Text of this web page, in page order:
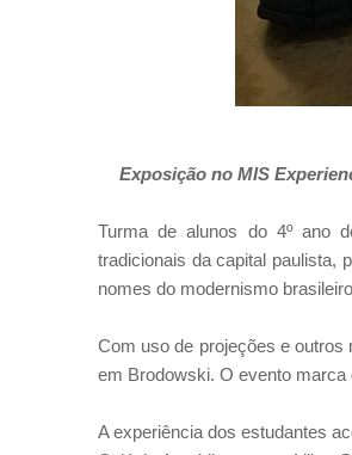
Exposição no MIS
Turma de alunos do 4º ano
tradicionais da capital paulista,
nomes do modernismo
Com uso de projeções e
em Brodowski. O evento
A experiência dos estudantes